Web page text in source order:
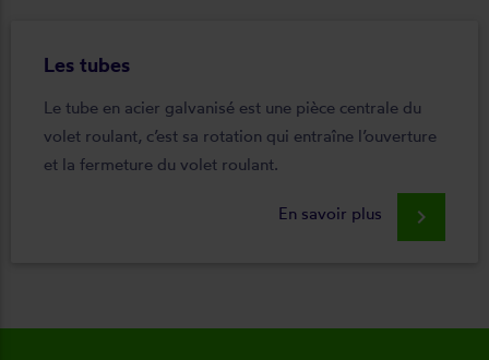
Les tubes
Le tube en acier galvanisé est une pièce centrale du
volet roulant, c’est sa rotation qui entraîne l’ouverture
et la fermeture du volet roulant.
En savoir plus keyboard_arrow_right